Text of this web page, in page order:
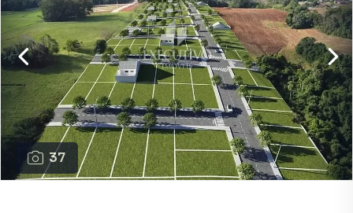
37